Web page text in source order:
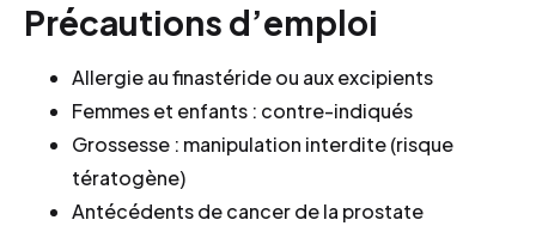
Précautions d’emploi
Allergie au finastéride ou aux excipients
Femmes et enfants : contre-indiqués
Grossesse : manipulation interdite (risque
tératogène)
Antécédents de cancer de la prostate